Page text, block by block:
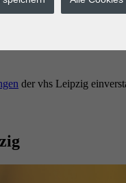
der vhs Leipzig